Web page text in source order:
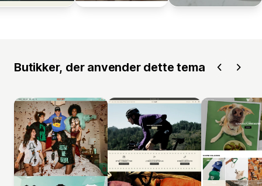
Butikker, der anvender dette tema